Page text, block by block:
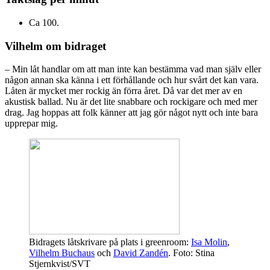
Ca 100.
Vilhelm om bidraget
– Min låt handlar om att man inte kan bestämma vad man själv eller
någon annan ska känna i ett förhållande och hur svårt det kan vara.
Låten är mycket mer rockig än förra året. Då var det mer av en
akustisk ballad. Nu är det lite snabbare och rockigare och med mer
drag. Jag hoppas att folk känner att jag gör något nytt och inte bara
upprepar mig.
Bidragets låtskrivare på plats i greenroom: Isa Molin,
Vilhelm Buchaus och David Zandén. Foto: Stina
Stjernkvist/SVT